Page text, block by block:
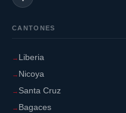
CANTONES
Liberia
Nicoya
Santa Cruz
Bagaces